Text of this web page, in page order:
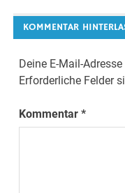
KOMMENTAR
Deine E-Mail-
Erforderliche Felder
Kommentar*